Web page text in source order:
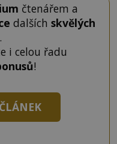
čtenářem a
dalších skvělých
.
i celou řadu
!